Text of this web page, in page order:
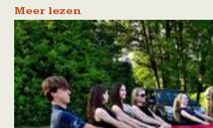
Meer lezen